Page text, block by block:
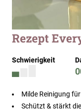
Zum
Anfang
Bildergalerie
springen
Rezept
Schwierigkeit
Milde Reinigung
Schützt & stärkt